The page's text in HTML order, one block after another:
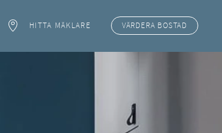
HITTA MÄKLARE VÄRDERA BOSTAD